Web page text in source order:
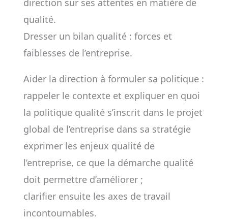
direction sur ses attentes en matière de
qualité.
Dresser un bilan qualité : forces et
faiblesses de l’entreprise.
Aider la direction à formuler sa politique :
rappeler le contexte et expliquer en quoi
la politique qualité s’inscrit dans le projet
global de l’entreprise dans sa stratégie
exprimer les enjeux qualité de
l’entreprise, ce que la démarche qualité
doit permettre d’améliorer ;
clarifier ensuite les axes de travail
incontournables.